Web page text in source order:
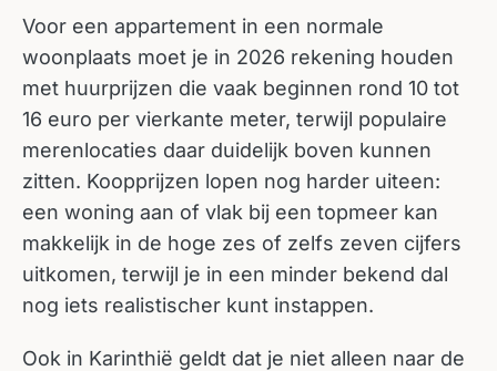
Voor een appartement in een normale
woonplaats moet je in 2026 rekening houden
met huurprijzen die vaak beginnen rond 10 tot
16 euro per vierkante meter, terwijl populaire
merenlocaties daar duidelijk boven kunnen
zitten. Koopprijzen lopen nog harder uiteen:
een woning aan of vlak bij een topmeer kan
makkelijk in de hoge zes of zelfs zeven cijfers
uitkomen, terwijl je in een minder bekend dal
nog iets realistischer kunt instappen.
Ook in Karinthië geldt dat je niet alleen naar de